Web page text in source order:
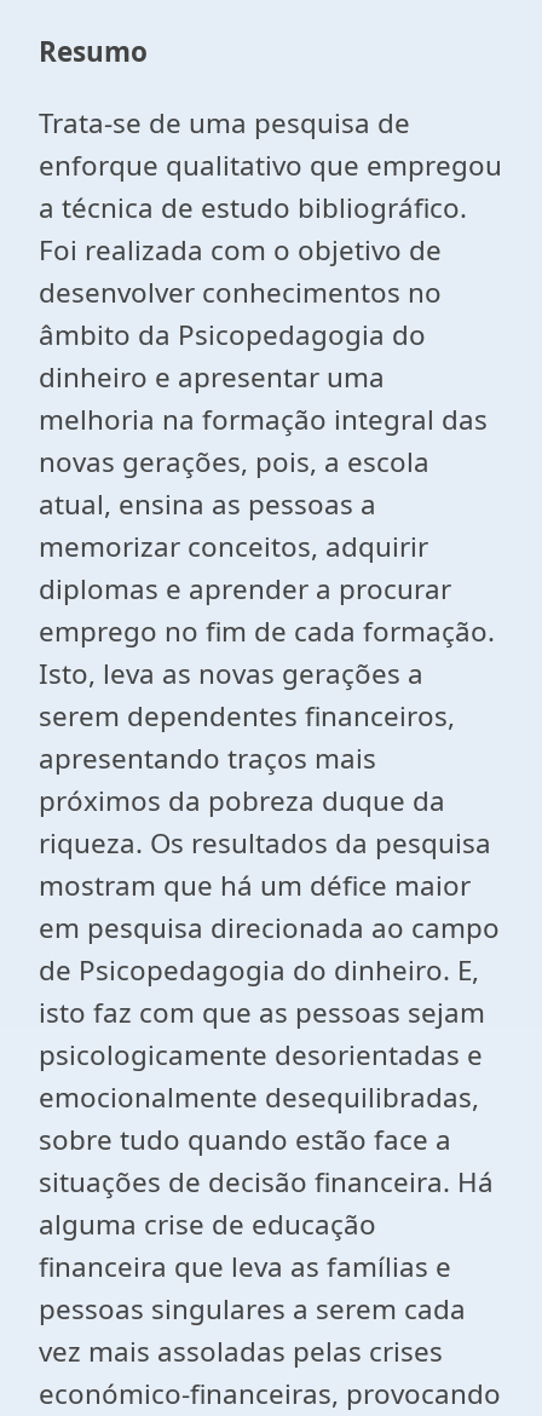
Resumo
Trata-se de uma pesquisa de
enforque qualitativo que empregou
a técnica de estudo bibliográfico.
Foi realizada com o objetivo de
desenvolver conhecimentos no
âmbito da Psicopedagogia do
dinheiro e apresentar uma
melhoria na formação integral das
novas gerações, pois, a escola
atual, ensina as pessoas a
memorizar conceitos, adquirir
diplomas e aprender a procurar
emprego no fim de cada formação.
Isto, leva as novas gerações a
serem dependentes financeiros,
apresentando traços mais
próximos da pobreza duque da
riqueza. Os resultados da pesquisa
mostram que há um défice maior
em pesquisa direcionada ao campo
de Psicopedagogia do dinheiro. E,
isto faz com que as pessoas sejam
psicologicamente desorientadas e
emocionalmente desequilibradas,
sobre tudo quando estão face a
situações de decisão financeira. Há
alguma crise de educação
financeira que leva as famílias e
pessoas singulares a serem cada
vez mais assoladas pelas crises
económico-financeiras, provocando